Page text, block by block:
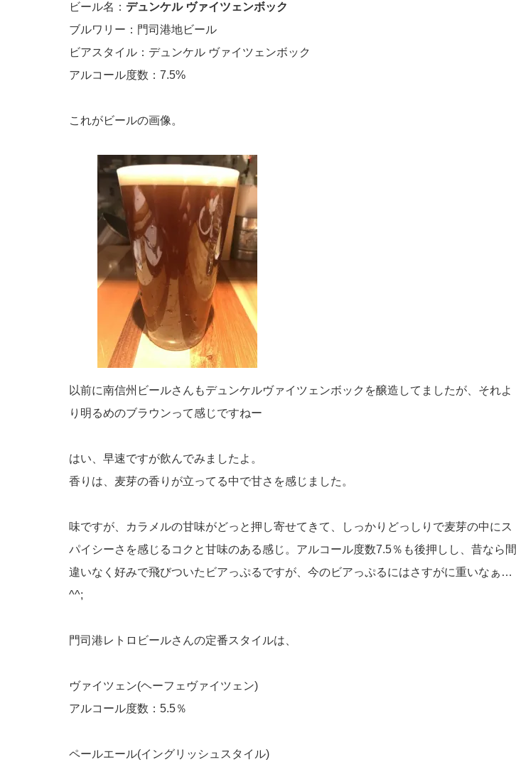
ビール名： デュンケル ヴァイツェンボック
ブルワリー：門司港地ビール
ビアスタイル：デュンケル ヴァイツェンボック
アルコール度数：7.5%
これがビールの画像。
以前に南信州ビールさんもデュンケルヴァイツェンボックを醸造してましたが、それよ
り明るめのブラウンって感じですねー
はい、早速ですが飲んでみましたよ。
香りは、麦芽の香りが立ってる中で甘さを感じました。
味ですが、カラメルの甘味がどっと押し寄せてきて、しっかりどっしりで麦芽の中にス
パイシーさを感じるコクと甘味のある感じ。アルコール度数7.5％も後押しし、昔なら間
違いなく好みで飛びついたビアっぷるですが、今のビアっぷるにはさすがに重いなぁ…
^^;
門司港レトロビールさんの定番スタイルは、
ヴァイツェン(ヘーフェヴァイツェン)
アルコール度数：5.5％
ペールエール(イングリッシュスタイル)